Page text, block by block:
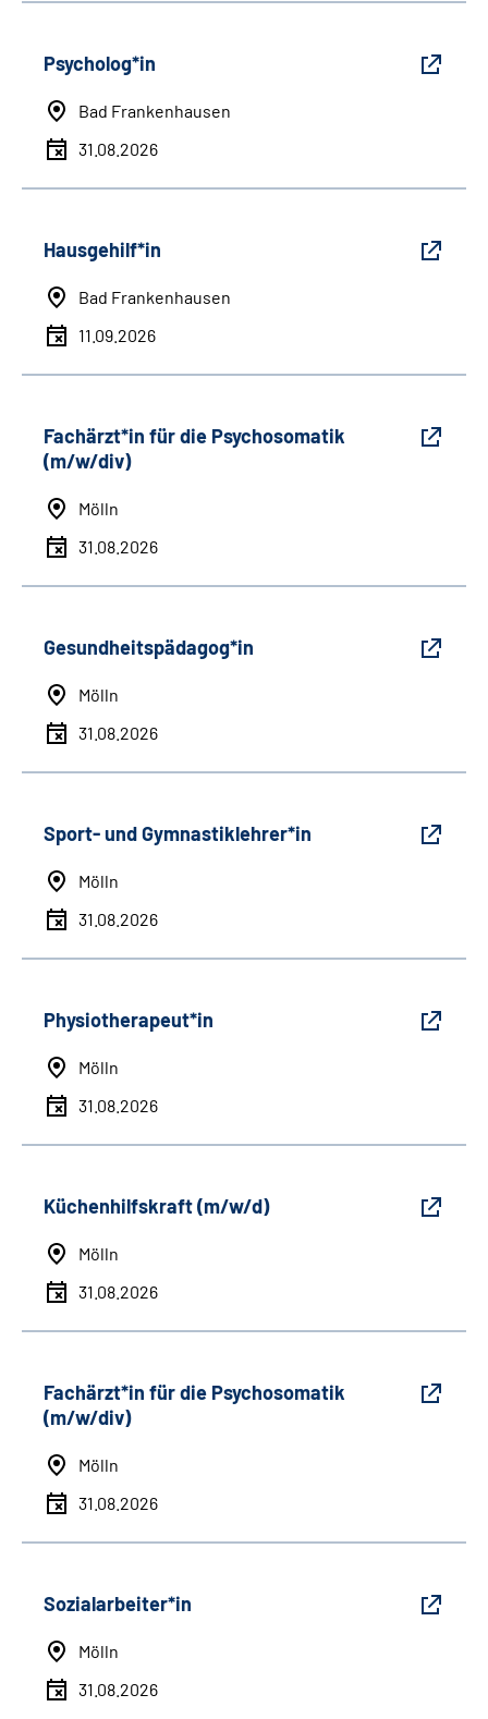
Psycholog*in
Bad Frankenhausen
31.08.2026
Hausgehilf*in
Bad Frankenhausen
11.09.2026
Fachärzt*in für die Psychosomatik
(m/w/div)
Mölln
31.08.2026
Gesundheitspädagog*in
Mölln
31.08.2026
Sport- und Gymnastiklehrer*in
Mölln
31.08.2026
Physiotherapeut*in
Mölln
31.08.2026
Küchenhilfskraft (m/w/d)
Mölln
31.08.2026
Fachärzt*in für die Psychosomatik
(m/w/div)
Mölln
31.08.2026
Sozialarbeiter*in
Mölln
31.08.2026